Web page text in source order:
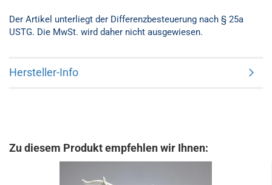
Der Artikel unterliegt der Differenzbesteuerung nach § 25a
USTG. Die MwSt. wird daher nicht ausgewiesen.
Hersteller-Info
Zu diesem Produkt empfehlen wir Ihnen: